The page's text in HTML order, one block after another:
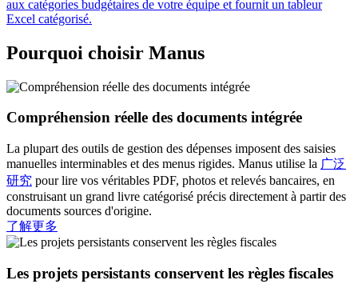
aux catégories budgétaires de votre équipe et fournit un tableur
Excel catégorisé.
Pourquoi choisir Manus
Compréhension réelle des documents intégrée
La plupart des outils de gestion des dépenses imposent des saisies
manuelles interminables et des menus rigides. Manus utilise la 广泛
研究 pour lire vos véritables PDF, photos et relevés bancaires, en
construisant un grand livre catégorisé précis directement à partir des
documents sources d'origine.
了解更多
Les projets persistants conservent les règles fiscales